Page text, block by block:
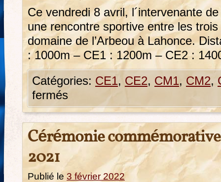
Ce vendredi 8 avril, l´intervenante
une rencontre sportive entre les
domaine de l’Arbeou à Lahonce.
: 1000m – CE1 : 1200m – CE2 :
Catégories: CE1, CE2, CM1, CM2,
fermés
Cérémonie
2021
Publié le 3 février 2022